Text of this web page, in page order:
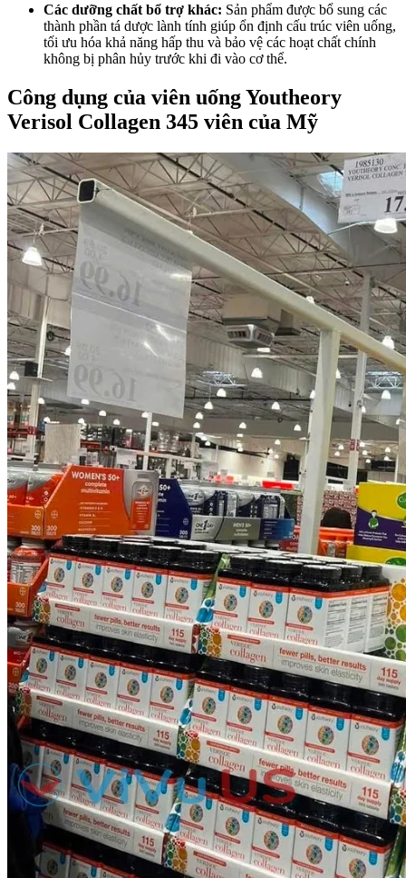
Các dưỡng chất bổ trợ khác: Sản phẩm được bổ sung các
thành phần tá dược lành tính giúp ổn định cấu trúc viên uống,
tối ưu hóa khả năng hấp thu và bảo vệ các hoạt chất chính
không bị phân hủy trước khi đi vào cơ thể.
Công dụng của viên uống Youtheory
Verisol Collagen 345 viên của Mỹ